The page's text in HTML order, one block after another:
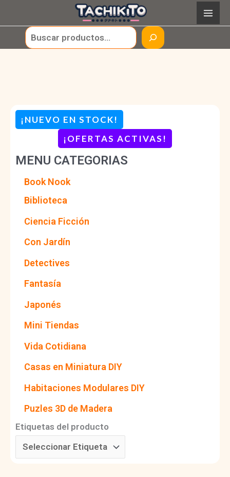
al
contenidoBuscar
¡NUEVO EN STOCK!
¡OFERTAS ACTIVAS !
MENU CATEGORIAS
Book Nook
Biblioteca
Ciencia Ficción
Con Jardín
Detectives
Fantasía
Japonés
Mini Tiendas
Vida Cotidiana
Casas en Miniatura DIY
Habitaciones Modulares DIY
Puzles 3D de Madera
Etiquetas del producto